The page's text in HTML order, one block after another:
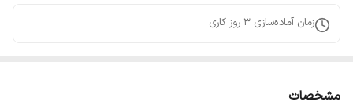
زمان آماده‌سازی 3 روز کاری
مشخصات